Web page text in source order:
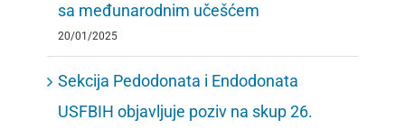
sa međunarodnim učešćem
20/01/2025
Sekcija Pedodonata i Endodonata
USFBIH objavljuje poziv na skup 26.